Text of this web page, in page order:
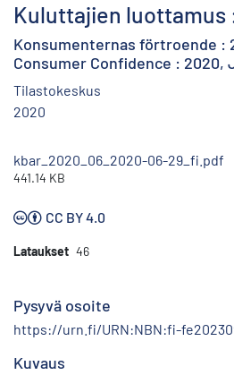
Kuluttajien luottamus
Konsumenternas förtroende :
Consumer Confidence : 2020,
Tilastokeskus
2020
kbar_2020_06_2020-06-29_fi.pdf
441.14 KB
CC BY 4.0
Lataukset 46
Pysyvä osoite
https://urn.fi/URN:NBN:fi-
Kuvaus